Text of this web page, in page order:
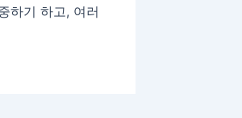
하기 하고, 여러